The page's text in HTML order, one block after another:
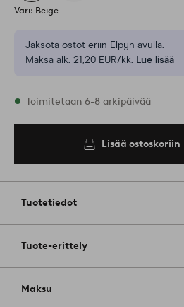
Väri: Beige
Jaksota ostot eriin Elpyn avulla.
Maksa alk. 21,20 EUR/kk. Lue lisää
Varastossa
Toimitetaan 6-8 arkipäivää
Lisää ostoskoriin
Tuotetiedot
Tuote-erittely
Maksu